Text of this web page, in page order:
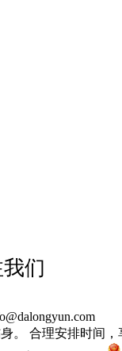
们
合理安排时间，